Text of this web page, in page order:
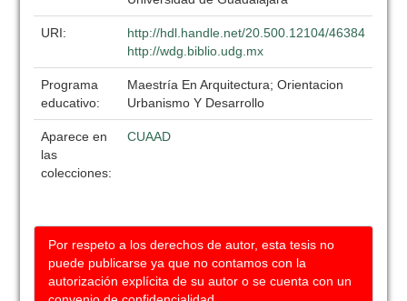
URI:
http://hdl.handle.net/20.500.12104/46384
http://wdg.biblio.udg.mx
Programa
educativo:
Maestría En Arquitectura; Orientacion
Urbanismo Y Desarrollo
Aparece en
las
colecciones:
CUAAD
Por respeto a los derechos de autor, esta tesis no
puede publicarse ya que no contamos con la
autorización explícita de su autor o se cuenta con un